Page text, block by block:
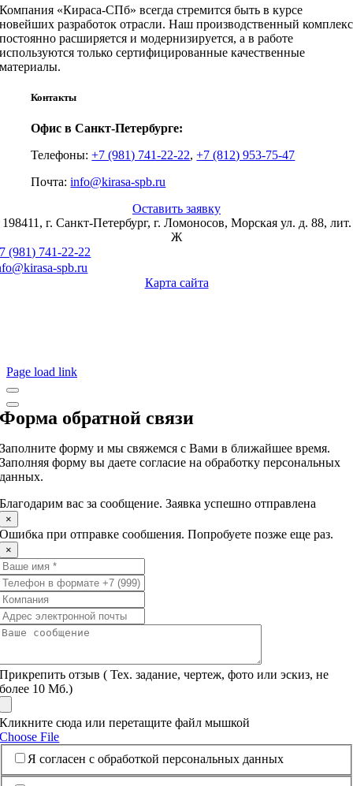
Компания «Кираса-СПб» всегда стремится быть в курсе
новейших разработок отрасли. Наш производственный комплекс
постоянно расширяется и модернизируется, а в работе
используются только сертифицированные качественные
материалы.
Контакты
Офис в Санкт-Петербурге:
Телефоны:+7 (981) 741-22-22,+7 (812) 953-75-47
Почта:info@kirasa-spb.ru
Оставить заявку
198411, г. Санкт-Петербург, г. Ломоносов, Морская ул. д. 88, лит.
Ж
(981) 741-22-22
spb.ru
Карта сайта
Page load link
Форма обратной связи
Заполните форму и мы свяжемся с Вами в ближайшее время.
Заполняя форму вы даете согласие на обработку персональных
данных.
Благодарим вас за сообщение. Заявка успешно отправлена
×
Ошибка при отправке сообшения. Попробуете позже еще раз.
×
Прикрепить отзыв ( Тех. задание, чертеж, фото или эскиз, не
более 10 Mб.)
Кликните сюда или перетащите файл мышкой
Choose File
Я согласен с обработкой персональных данных